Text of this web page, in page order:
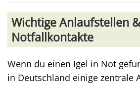
Wichtige Anlaufstellen &
Notfallkontakte
Wenn du einen Igel in Not
in Deutschland einige zentrale